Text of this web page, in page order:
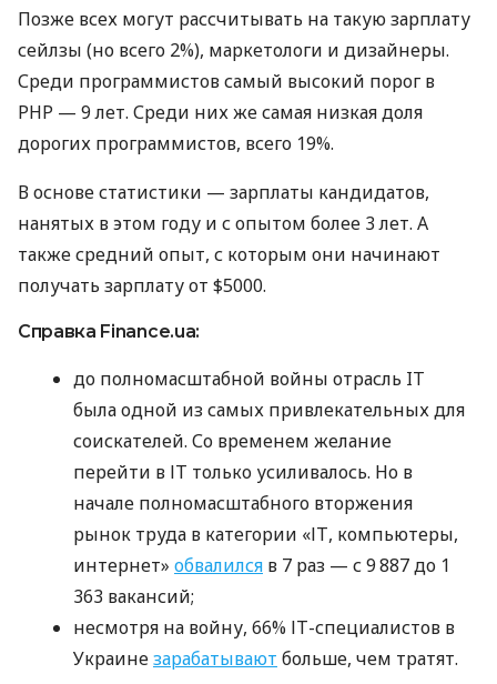
Позже всех могут рассчитывать на такую ​​зарплату
сейлзы (но всего 2%), маркетологи и дизайнеры.
Среди программистов самый высокий порог в
PHP — 9 лет. Среди них же самая низкая доля
дорогих программистов, всего 19%.
В основе статистики — зарплаты кандидатов,
нанятых в этом году и с опытом более 3 лет. А
также средний опыт, с которым они начинают
получать зарплату от $5000.
Справка Finance.ua:
до полномасштабной войны отрасль IT
была одной из самых привлекательных для
соискателей. Со временем желание
перейти в ІТ только усиливалось. Но в
начале полномасштабного вторжения
рынок труда в категории «ІТ, компьютеры,
интернет» обвалился в 7 раз — с 9 887 до 1
363 вакансий;
несмотря на войну, 66% ІТ-специалистов в
Украинезарабатывают больше, чем тратят.